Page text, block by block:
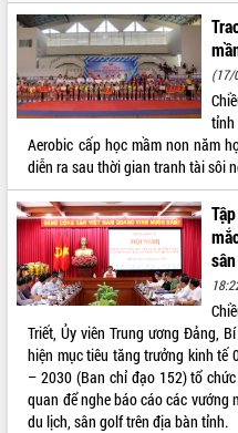
ĐIỂM TIN VĂN BẢN
QUY HOẠCH - KẾ HOẠCH (17/
Aerobic cấp học mầm non năm
diễn ra sau thời gian tranh tài sôi
Triết, Ủy viên Trung ương Đảng,
hiện mục tiêu tăng trưởng kinh tế
– 2030 (Ban chỉ đạo 152) tổ
quan để nghe báo cáo các vướng
du lịch, sân golf trên địa bàn tỉnh.